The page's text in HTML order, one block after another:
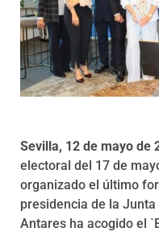
Sevilla, 12 de mayo de
electoral del 17 de
organizado el último
presidencia de la Junta
Antares ha acogido el